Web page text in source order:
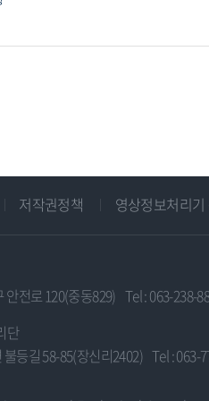
저작권정책 영상정보처리
안전로 120(중동829) Tel : 063-238-
단
등길 58-85(장신리2402) Tel : 063-